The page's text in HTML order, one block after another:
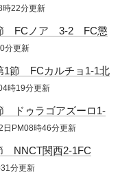
22分更新
節 FCノア 3-2 FC懲
分更新
1節 FCカルチョ1-1北
時19分更新
ドゥラゴアズーロ1-
日PM08時46分更新
NNCT関西2-1FC
分更新